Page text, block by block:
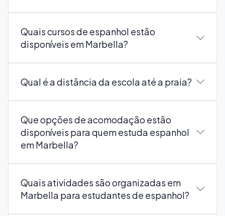
Quais cursos de espanhol estão
disponíveis em Marbella?
Qual é a distância da escola até a praia?
Que opções de acomodação estão
disponíveis para quem estuda espanhol
em Marbella?
Quais atividades são organizadas em
Marbella para estudantes de espanhol?